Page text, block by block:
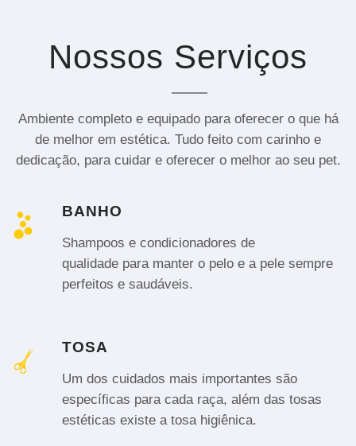
Nossos Serviços
Ambiente completo e equipado para oferecer o que há
de melhor em estética. Tudo feito com carinho e
dedicação, para cuidar e oferecer o melhor ao seu pet.
BANHO
Shampoos e condicionadores de
qualidade para manter o pelo e a pele sempre
perfeitos e saudáveis.
TOSA
Um dos cuidados mais importantes são
específicas para cada raça, além das tosas
estéticas existe a tosa higiênica.